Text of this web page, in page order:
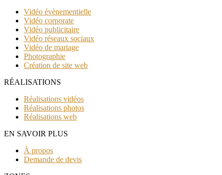
Vidéo évènementielle
Vidéo corporate
Vidéo publicitaire
Vidéo réseaux sociaux
Vidéo de mariage
Photographie
Création de site web
RÉALISATIONS
Réalisations vidéos
Réalisations photos
Réalisations web
EN SAVOIR PLUS
À propos
Demande de devis